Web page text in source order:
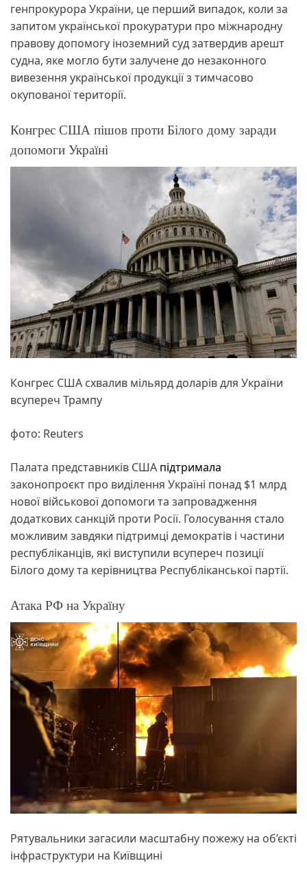
генпрокурора України, це перший випадок, коли за
запитом української прокуратури про міжнародну
правову допомогу іноземний суд затвердив арешт
судна, яке могло бути залучене до незаконного
вивезення української продукції з тимчасово
окупованої території.
Конгрес США пішов проти Білого дому заради
допомоги Україні
Конгрес США схвалив мільярд доларів для України
всупереч Трампу
фото: Reuters
Палата представників США підтримала
законопроєкт про виділення Україні понад $1 млрд
нової військової допомоги та запровадження
додаткових санкцій проти Росії. Голосування стало
можливим завдяки підтримці демократів і частини
республіканців, які виступили всупереч позиції
Білого дому та керівництва Республіканської партії.
Атака РФ на Україну
Рятувальники загасили масштабну пожежу на об’єкті
інфраструктури на Київщині